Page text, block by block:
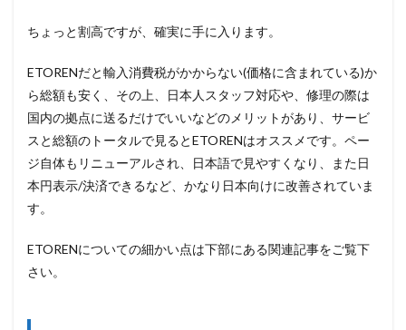
ちょっと割高ですが、確実に手に入ります。
ETORENだと輸入消費税がかからない(価格に含まれている)か
ら総額も安く、その上、日本人スタッフ対応や、修理の際は
国内の拠点に送るだけでいいなどのメリットがあり、サービ
スと総額のトータルで見るとETORENはオススメです。ペー
ジ自体もリニューアルされ、日本語で見やすくなり、また日
本円表示/決済できるなど、かなり日本向けに改善されていま
す。
ETORENについての細かい点は下部にある関連記事をご覧下
さい。